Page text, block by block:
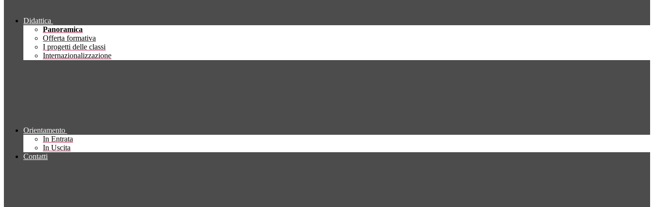
Didattica
Panoramica
Offerta formativa
I progetti delle classi
Internazionalizzazione
Orientamento
In Entrata
In Uscita
Contatti